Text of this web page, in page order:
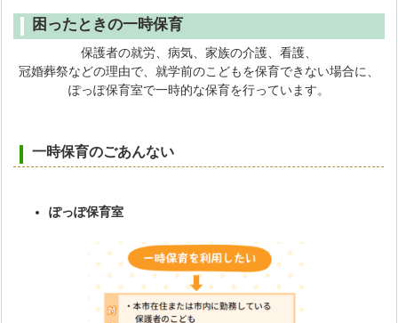
困ったときの一時保育
保護者の就労、病気、家族の介護、看護、
冠婚葬祭などの理由で、就学前のこどもを保育できない場合に、
ぽっぽ保育室で一時的な保育を行っています。
一時保育のごあんない
ぽっぽ保育室